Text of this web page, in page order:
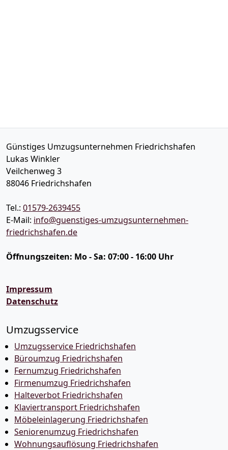
Günstiges Umzugsunternehmen Friedrichshafen
Lukas Winkler
Veilchenweg 3
88046 Friedrichshafen
Tel.: 01579-2639455
E-Mail: info@guenstiges-umzugsunternehmen-
friedrichshafen.de
Öffnungszeiten: Mo - Sa: 07:00 - 16:00 Uhr
Impressum
Datenschutz
Umzugsservice
Umzugsservice Friedrichshafen
Büroumzug Friedrichshafen
Fernumzug Friedrichshafen
Firmenumzug Friedrichshafen
Halteverbot Friedrichshafen
Klaviertransport Friedrichshafen
Möbeleinlagerung Friedrichshafen
Seniorenumzug Friedrichshafen
Wohnungsauflösung Friedrichshafen